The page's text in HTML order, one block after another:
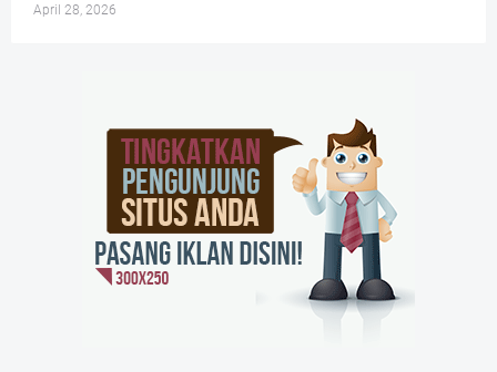
April 28, 2026